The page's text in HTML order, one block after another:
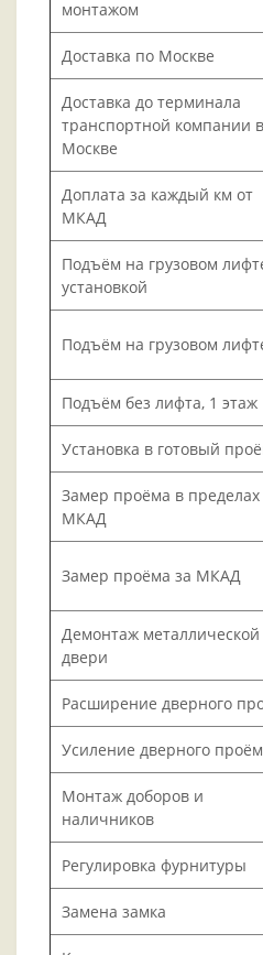
монтажом
Доставка по Москве
Доставка до терминала
транспортной компании в
Москве
Доплата за каждый км от
МКАД
Подъём на грузовом
установкой
Подъём на грузовом
Подъём без лифта, 1 этаж
Установка в готовый
Замер проёма в пределах
МКАД
Замер проёма за МКАД
Демонтаж металлической
двери
Расширение дверного
Усиление дверного
Монтаж доборов и
наличников
Регулировка фурнитуры
Замена замка